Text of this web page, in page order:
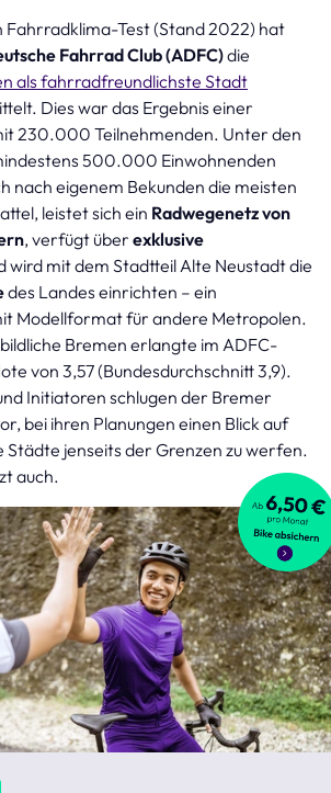
Fahrradklima-Test (Stand 2022) hat
Fahrrad Club (ADFC)die
als fahrradfreundlichste Stadt
Dies war das Ergebnis einer
230.000 Teilnehmenden. Unter den
500.000 Einwohnenden
nach eigenem Bekunden die meisten
leistet sich ein Radwegenetz von
, verfügt über exklusive
wird mit dem Stadtteil Alte Neustadt die
des Landes einrichten – ein
Modellformat für andere Metropolen.
Bremen erlangte im ADFC-
von 3,57 (Bundesdurchschnitt 3,9).
Initiatoren schlugen der Bremer
bei ihren Planungen einen Blick auf
jenseits der Grenzen zu werfen.
auch.